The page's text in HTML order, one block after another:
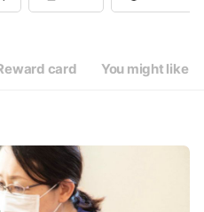
card You might like